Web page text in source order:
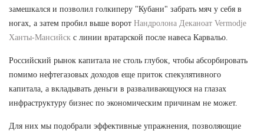
замешкался и позволил голкиперу "Кубани" забрать мяч у себя в
ногах, а затем пробил выше ворот Нандролона Деканоат Vermodje
Ханты-Мансийск с линии вратарской после навеса Карвальо.
Российский рынок капитала не столь глубок, чтобы абсорбировать
помимо нефтегазовых доходов еще приток спекулятивного
капитала, а вкладывать деньги в разваливающуюся на глазах
инфраструктуру бизнес по экономическим причинам не может.
Для них мы подобрали эффективные упражнения, позволяющие